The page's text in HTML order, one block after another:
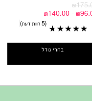
₪96.00 -
5 חוות דעת
בחרי גודל